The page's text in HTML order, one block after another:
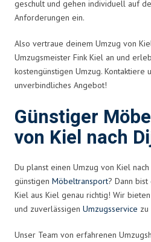
geschult und gehen individuell auf
Anforderungen ein.
Also vertraue deinem Umzug von
Umzugsmeister Fink Kiel an und
kostengünstigen Umzug. Kontaktiere
unverbindliches Angebot!
Günstiger
von Kiel nach
Du planst einen Umzug von Kiel
günstigen Möbeltransport? Dann
Kiel aus Kiel genau richtig! Wir
und zuverlässigen Umzugsservice zu
Unser Team von erfahrenen